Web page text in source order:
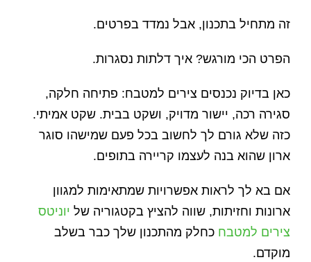
זה מתחיל בתכנון, אבל נמדד בפרטים.
הפרט הכי מורגש? איך דלתות נסגרות.
כאן בדיוק נכנסים צירים למטבח: פתיחה חלקה,
סגירה רכה, יישור מדויק, ושקט בבית. שקט אמיתי.
כזה שלא גורם לך לחשוב בכל פעם שמישהו סוגר
ארון שהוא בנה לעצמו קריירה בתופים.
אם בא לך לראות אפשרויות שמתאימות למגוון
ארונות וחזיתות, שווה להציץ בקטגוריה של יוניטס
צירים למטבח כחלק מהתכנון שלך כבר בשלב
מוקדם.